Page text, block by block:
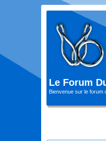
Le Forum
Bienvenue sur le forum